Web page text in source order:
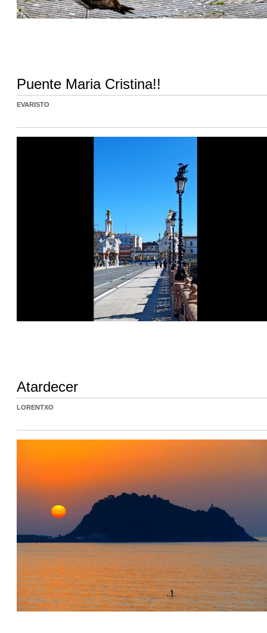
Puente Maria Cristina!!
EVARISTO
Atardecer
LORENTXO